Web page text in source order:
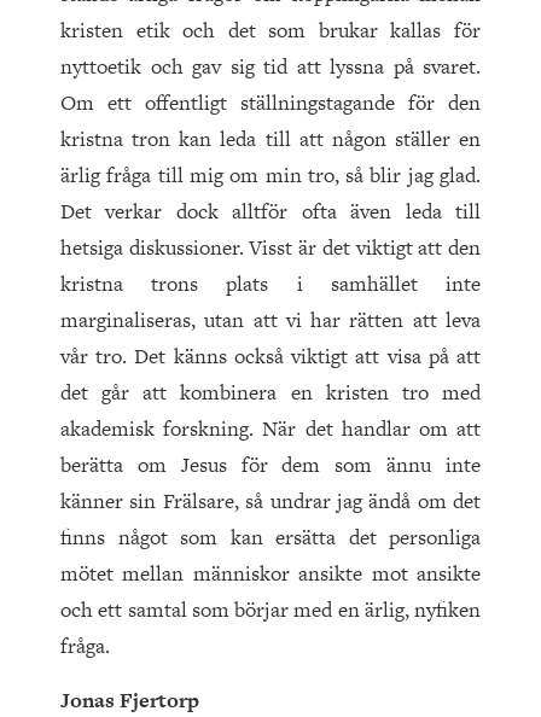
kristen etik och det som brukar kallas för
nyttoetik och gav sig tid att lyssna på svaret.
Om ett offentligt ställningstagande för den
kristna tron kan leda till att någon ställer en
ärlig fråga till mig om min tro, så blir jag glad.
Det verkar dock alltför ofta även leda till
hetsiga diskussioner. Visst är det viktigt att den
kristna trons plats i samhället inte
marginaliseras, utan att vi har rätten att leva
vår tro. Det känns också viktigt att visa på att
det går att kombinera en kristen tro med
akademisk forskning. När det handlar om att
berätta om Jesus för dem som ännu inte
känner sin Frälsare, så undrar jag ändå om det
finns något som kan ersätta det personliga
mötet mellan människor ansikte mot ansikte
och ett samtal som börjar med en ärlig, nyfiken
fråga.
Jonas Fjertorp